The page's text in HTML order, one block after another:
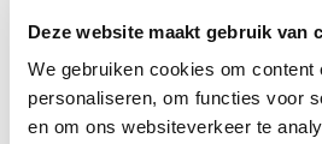
Deze website maakt gebruik van
We gebruiken cookies om content
personaliseren, om functies voor
en om ons websiteverkeer te